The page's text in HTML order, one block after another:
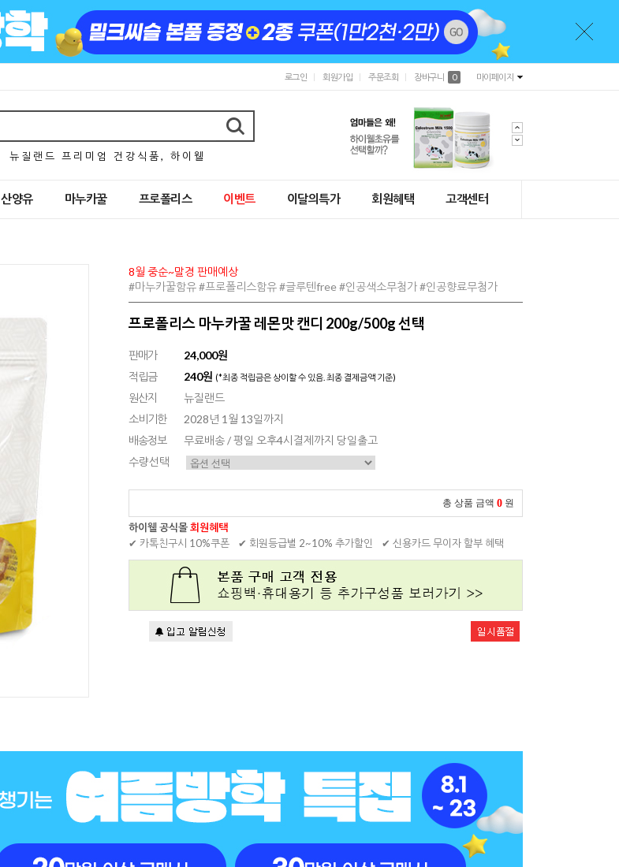
로그인 회원가입 주문조회 장바구니 0 마이페이지
뉴 질 랜 드 프 리 미 엄 건 강 식 품 , 하 이 웰
산양유 마누카꿀 프로폴리스 이벤트 이달의특가 회원혜택 고객센터
8월 중순~말경 판매예상
#마누카꿀함유 #프로폴리스함유 #글루텐free #인공색소무첨가 #인공향료무첨가
프로폴리스 마누카꿀 레몬맛 캔디 200g/500g 선택
판매가
24,000원
적립금
240원 (*최종 적립금은 상이할 수 있음. 최종 결제금액 기준)
원산지
뉴질랜드
소비기한
2028년 1월 13일까지
배송정보
무료배송 / 평일 오후4시결제까지 당일출고
수량선택
총 상품 금액 0 원
하이웰 공식몰회원혜택
✔ 카톡친구시 10%쿠폰
✔ 회원등급별 2~10% 추가할인 ✔ 신용카드 무이자 할부 혜택